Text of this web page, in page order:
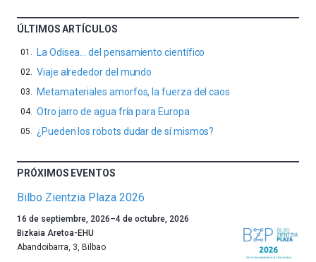
ÚLTIMOS ARTÍCULOS
La Odisea… del pensamiento científico
Viaje alrededor del mundo
Metamateriales amorfos, la fuerza del caos
Otro jarro de agua fría para Europa
¿Pueden los robots dudar de sí mismos?
PRÓXIMOS EVENTOS
Bilbo Zientzia Plaza 2026
Un
año
más,
16 de septiembre, 2026–4 de octubre, 2026
Bizkaia Aretoa-EHU
Abandoibarra, 3, Bilbao